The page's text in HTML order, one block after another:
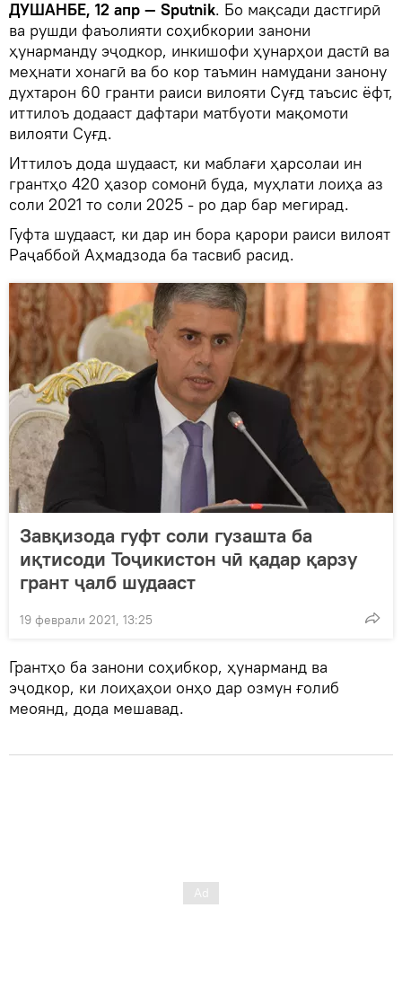
ДУШАНБЕ, 12 апр — Sputnik. Бо мақсади дастгирӣ
ва рушди фаъолияти соҳибкории занони
ҳунарманду эҷодкор, инкишофи ҳунарҳои дастӣ ва
меҳнати хонагӣ ва бо кор таъмин намудани занону
духтарон 60 гранти раиси вилояти Суғд таъсис ёфт,
иттилоъ додааст дафтари матбуоти мақомоти
вилояти Суғд.
Иттилоъ дода шудааст, ки маблағи ҳарсолаи ин
грантҳо 420 ҳазор сомонӣ буда, муҳлати лоиҳа аз
соли 2021 то соли 2025 - ро дар бар мегирад.
Гуфта шудааст, ки дар ин бора қарори раиси вилоят
Раҷаббой Аҳмадзода ба тасвиб расид.
Завқизода гуфт соли гузашта ба
иқтисоди Тоҷикистон чӣ қадар қарзу
грант ҷалб шудааст
19 феврали 2021, 13:25
Грантҳо ба занони соҳибкор, ҳунарманд ва
эҷодкор, ки лоиҳаҳои онҳо дар озмун ғолиб
меоянд, дода мешавад.